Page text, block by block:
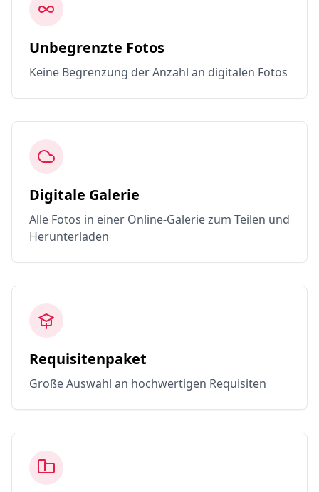
Unbegrenzte Fotos
Keine Begrenzung der Anzahl an digitalen Fotos
Digitale Galerie
Alle Fotos in einer Online-Galerie zum Teilen und
Herunterladen
Requisitenpaket
Große Auswahl an hochwertigen Requisiten